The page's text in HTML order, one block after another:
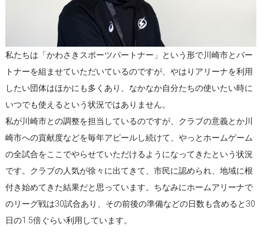
私たちは「かわさきスポーツパートナー」という形で川崎市とパー
トナーを組ませていただいているのですが、やはりアリーナを利用
したい団体はほかにも多くあり、なかなか自分たちの使いたい時に
いつでも使えるという状況ではありません。
私が川崎市との調整を担当しているのですが、クラブの意義とか川
崎市への貢献度などを毎年アピールし続けて、やっとホームゲーム
の全試合をここでやらせていただけるようになってきたという状況
です。クラブの人気が徐々に出てきて、市民に認められ、地域に根
付き始めてきた結果だと思っています。ちなみにホームアリーナで
のリーグ戦は30試合あり、その前後の準備などの日数も含めると30
日の1.5倍ぐらい利用しています。